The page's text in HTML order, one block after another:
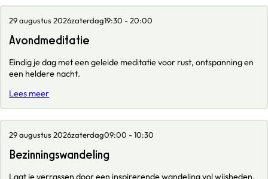
29 augustus 2026zaterdag19:30 - 20:00
Avondmeditatie
Eindig je dag met een geleide meditatie voor rust, ontspanning en
een heldere nacht.
Lees meer
29 augustus 2026zaterdag09:00 - 10:30
Bezinningswandeling
Laat je verrassen door een inspirerende wandeling vol wijsheden,